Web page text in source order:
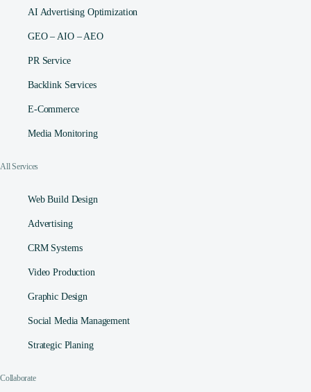
AI Advertising Optimization
GEO – AIO – AEO
PR Service
Backlink Services
E-Commerce
Media Monitoring
All Services
Web Build Design
Advertising
CRM Systems
Video Production
Graphic Design
Social Media Management​
Strategic Planing
Collaborate